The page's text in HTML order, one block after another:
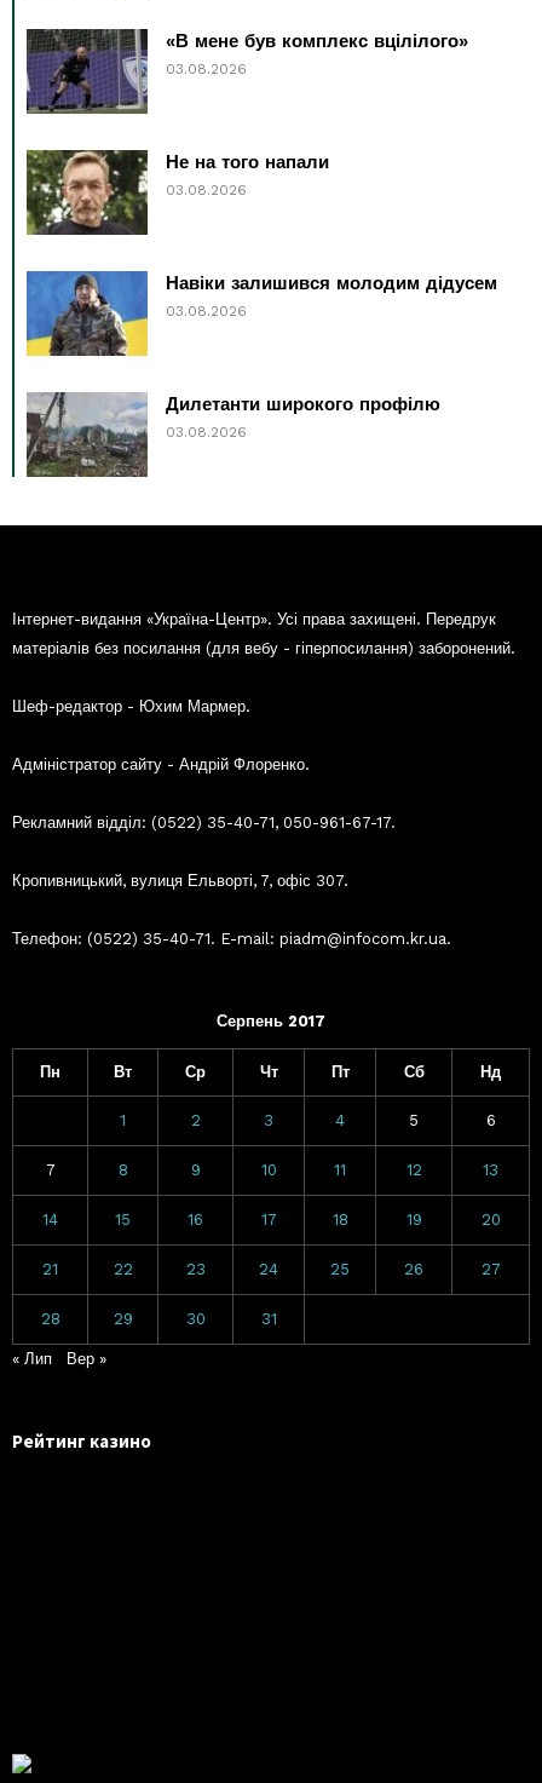
«В мене був комплекс вцілілого»
03.08.2026
Не на того напали
03.08.2026
Навіки залишився молодим дідусем
03.08.2026
Дилетанти широкого профілю
03.08.2026
Інтернет-видання «Україна-Центр». Усі права захищені. Передрук
матеріалів без посилання (для вебу - гіперпосилання) заборонений.
Шеф-редактор - Юхим Мармер.
Адміністратор сайту - Андрій Флоренко.
Рекламний відділ: (0522) 35-40-71, 050-961-67-17.
Кропивницький, вулиця Ельворті, 7, офіс 307.
Телефон: (0522) 35-40-71. E-mail: piadm@infocom.kr.ua.
Серпень 2017
Пн Вт Ср Чт Пт Сб Нд
1 2 3 4 5 6
7 8 9 10 11 12 13
14 15 16 17 18 19 20
21 22 23 24 25 26 27
28 29 30 31
« Лип Вер »
Рейтинг казино